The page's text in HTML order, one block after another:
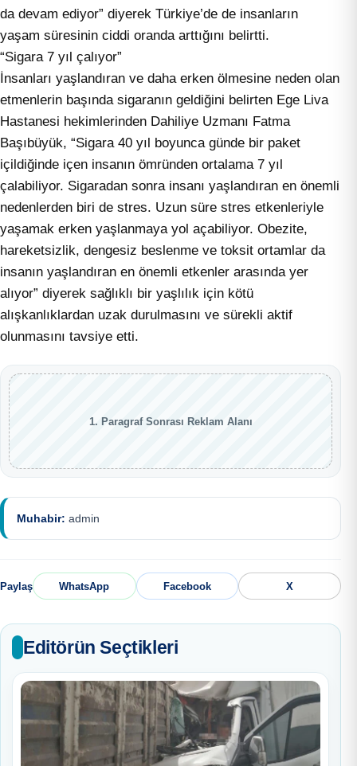
da devam ediyor” diyerek Türkiye’de de insanların
yaşam süresinin ciddi oranda arttığını belirtti.
“Sigara 7 yıl çalıyor”
İnsanları yaşlandıran ve daha erken ölmesine neden olan
etmenlerin başında sigaranın geldiğini belirten Ege Liva
Hastanesi hekimlerinden Dahiliye Uzmanı Fatma
Başıbüyük, “Sigara 40 yıl boyunca günde bir paket
içildiğinde içen insanın ömründen ortalama 7 yıl
çalabiliyor. Sigaradan sonra insanı yaşlandıran en önemli
nedenlerden biri de stres. Uzun süre stres etkenleriyle
yaşamak erken yaşlanmaya yol açabiliyor. Obezite,
hareketsizlik, dengesiz beslenme ve toksit ortamlar da
insanın yaşlandıran en önemli etkenler arasında yer
alıyor” diyerek sağlıklı bir yaşlılık için kötü
alışkanlıklardan uzak durulmasını ve sürekli aktif
olunmasını tavsiye etti.
1. Paragraf Sonrası Reklam Alanı
Muhabir: admin
Paylaş WhatsApp Facebook X
Editörün Seçtikleri